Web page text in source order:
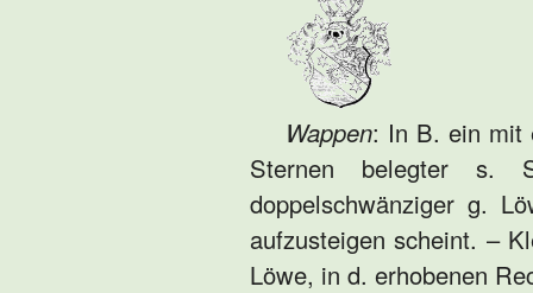
Wappen: In B. ein mit
Sternen belegter s.
doppelschwänziger g.
aufzusteigen scheint. –
Löwe, in d. erhobenen